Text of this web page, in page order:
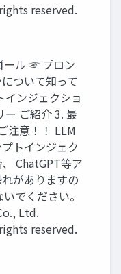
reserved.
ール ☞ プロン
ついて知って
インジェクショ
ー ご紹介 3. 最
注意！！ LLM
トインジェク
ChatGPT等ア
がありますの
でください。
Ltd.
reserved.